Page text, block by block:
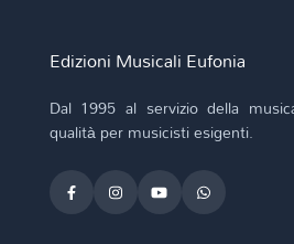
Edizioni Musicali Eufonia
Dal 1995 al servizio della
qualità per musicisti esigenti.